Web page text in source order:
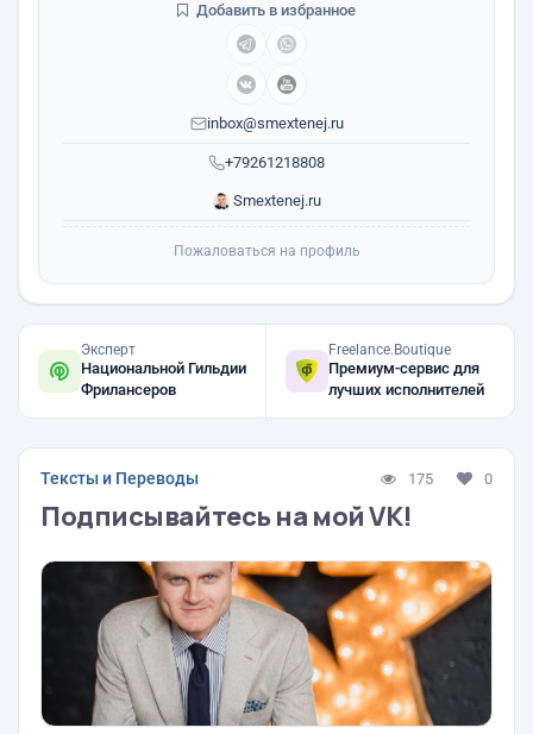
+79261218808
inbox@smextenej.ru
Smextenej.ru
Добавить в избранное
Пожаловаться на профиль
Эксперт
Национальной Гильдии
Фрилансеров
Freelance.Boutique
Премиум-сервис для
лучших исполнителей
Тексты и Переводы 175 0
Подписывайтесь на мой VK!